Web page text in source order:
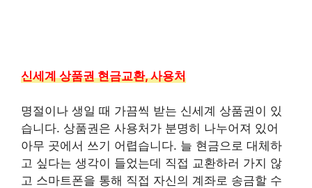
신세계 상품권 현금교환, 사용처
명절이나 생일 때 가끔씩 받는 신세계 상품권이 있
습니다. 상품권은 사용처가 분명히 나누어져 있어
아무 곳에서 쓰기 어렵습니다. 늘 현금으로 대체하
고 싶다는 생각이 들었는데 직접 교환하러 가지 않
고 스마트폰을 통해 직접 자신의 계좌로 송금할 수